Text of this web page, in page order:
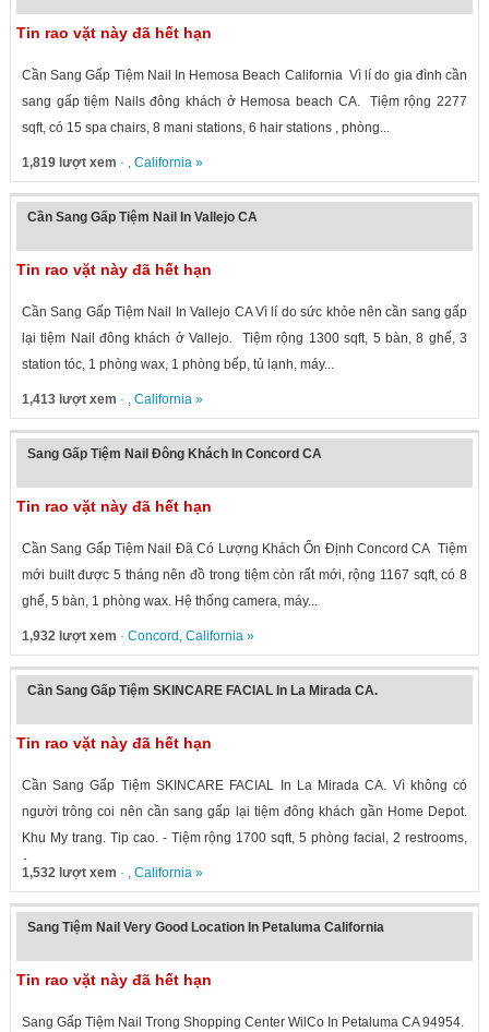
Tin rao vặt này đã hết hạn
Cần Sang Gấp Tiệm Nail In Hemosa Beach California Vì lí do gia đình cần
sang gấp tiệm Nails đông khách ở Hemosa beach CA. Tiệm rộng 2277
sqft, có 15 spa chairs, 8 mani stations, 6 hair stations , phòng...
1,819 lượt xem · , California»
Cần Sang Gấp Tiệm Nail In Vallejo CA
Tin rao vặt này đã hết hạn
Cần Sang Gấp Tiệm Nail In Vallejo CA Vì lí do sức khỏe nên cần sang gấp
lại tiệm Nail đông khách ở Vallejo. Tiệm rộng 1300 sqft, 5 bàn, 8 ghế, 3
station tóc, 1 phòng wax, 1 phòng bếp, tủ lạnh, máy...
1,413 lượt xem · , California»
Sang Gấp Tiệm Nail Đông Khách In Concord CA
Tin rao vặt này đã hết hạn
Cần Sang Gấp Tiệm Nail Đã Có Lượng Khách Ổn Định Concord CA Tiệm
mới built được 5 tháng nên đồ trong tiệm còn rất mới, rộng 1167 sqft, có 8
ghế, 5 bàn, 1 phòng wax. Hệ thống camera, máy...
1,932 lượt xem · Concord , California»
Cần Sang Gấp Tiệm SKINCARE FACIAL In La Mirada CA.
Tin rao vặt này đã hết hạn
Cần Sang Gấp Tiệm SKINCARE FACIAL In La Mirada CA. Vì không có
người trông coi nên cần sang gấp lại tiệm đông khách gần Home Depot.
Khu My trang. Tip cao. - Tiệm rộng 1700 sqft, 5 phòng facial, 2 restrooms,
1...
1,532 lượt xem · , California»
Sang Tiệm Nail Very Good Location In Petaluma California
Tin rao vặt này đã hết hạn
Sang Gấp Tiệm Nail Trong Shopping Center WilCo In Petaluma CA 94954.